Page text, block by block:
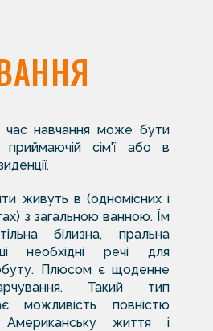
час навчання може бути
приймаючій сім'ї або в
живуть в (одномісних і
з загальною ванною. Їм
білизна, пральна
необхідні речі для
Плюсом є щоденне
Такий тип
можливість повністю
життя і